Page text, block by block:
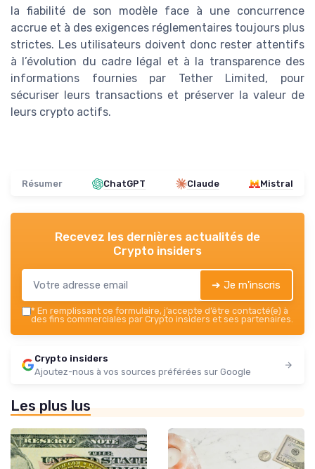
la fiabilité de son modèle face à une concurrence
accrue et à des exigences réglementaires toujours plus
strictes. Les utilisateurs doivent donc rester attentifs
à l’évolution du cadre légal et à la transparence des
informations fournies par Tether Limited, pour
sécuriser leurs transactions et préserver la valeur de
leurs crypto actifs.
Résumer ChatGPT Claude Mistral
Recevez les dernières actualités de
Crypto insiders
➔ Je m'inscris
* En remplissant ce formulaire, j’accepte d’être contacté(e) à
des fins commerciales par Crypto insiders et ses partenaires.
Crypto insiders
Ajoutez-nous à vos sources préférées sur Google
Les plus lus